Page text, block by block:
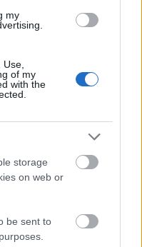
my
of my
with the
storage
on web or
be sent to
oder
korrigiert; bei
ergänzt.
— transparent
wesentlich